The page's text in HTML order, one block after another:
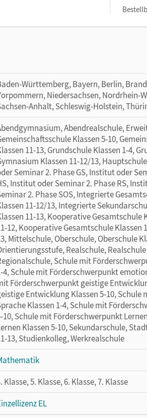
Württemberg, Bayern, Berlin,
Niedersachsen, Nordrhein-
Anhalt, Schleswig-Holstein,
Abendrealschule,
Klassen 5-10,
11-13, Grundschule Klassen 1-4,
Klassen 11-12/13,
Seminar 2. Phase GS, Institut oder
Institut oder Seminar 2. Phase RS,
2. Phase SOS, Integrierte
11-12/13, Integrierte
11-13, Kooperative Gesamtschule
12, Kooperative Gesamtschule Klassen
Mittelschule, Oberschule, Oberschule
Realschule,
Schule mit
4, Schule mit Förderschwerpunkt
Förderschwerpunkt geistige
Entwicklung Klassen 5-10,
Klassen 1-4, Schule mit
10, Schule mit Förderschwerpunkt
Klassen 5-10, Sekundarschule,
13, Studienkolleg, Werkrealschule
Klasse, 5. Klasse, 6. Klasse, 7. Klasse
EL